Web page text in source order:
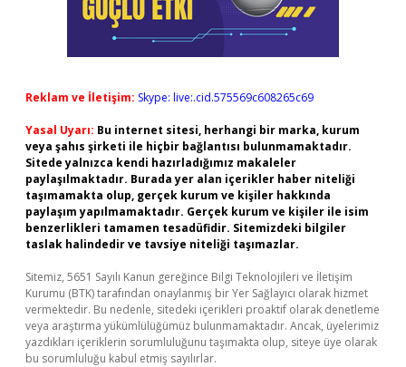
Reklam ve İletişim: Skype: live:.cid.575569c608265c69
Yasal Uyarı: Bu internet sitesi, herhangi bir marka, kurum
veya şahıs şirketi ile hiçbir bağlantısı bulunmamaktadır.
Sitede yalnızca kendi hazırladığımız makaleler
paylaşılmaktadır. Burada yer alan içerikler haber niteliği
taşımamakta olup, gerçek kurum ve kişiler hakkında
paylaşım yapılmamaktadır. Gerçek kurum ve kişiler ile isim
benzerlikleri tamamen tesadüfidir. Sitemizdeki bilgiler
taslak halindedir ve tavsiye niteliği taşımazlar.
Sitemiz, 5651 Sayılı Kanun gereğince Bilgi Teknolojileri ve İletişim
Kurumu (BTK) tarafından onaylanmış bir Yer Sağlayıcı olarak hizmet
vermektedir. Bu nedenle, sitedeki içerikleri proaktif olarak denetleme
veya araştırma yükümlülüğümüz bulunmamaktadır. Ancak, üyelerimiz
yazdıkları içeriklerin sorumluluğunu taşımakta olup, siteye üye olarak
bu sorumluluğu kabul etmiş sayılırlar.